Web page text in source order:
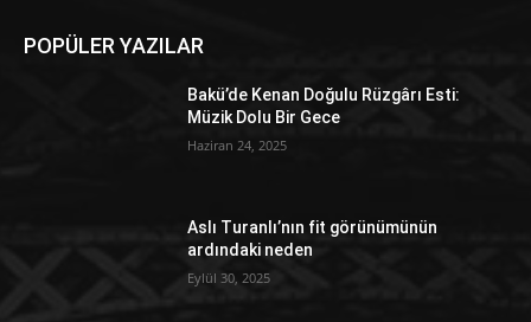
POPÜLER YAZILAR
Bakü’de Kenan Doğulu Rüzgârı Esti:
Müzik Dolu Bir Gece
Haziran 24, 2025
Aslı Turanlı’nın fit görünümünün
ardındaki neden
Eylül 30, 2025